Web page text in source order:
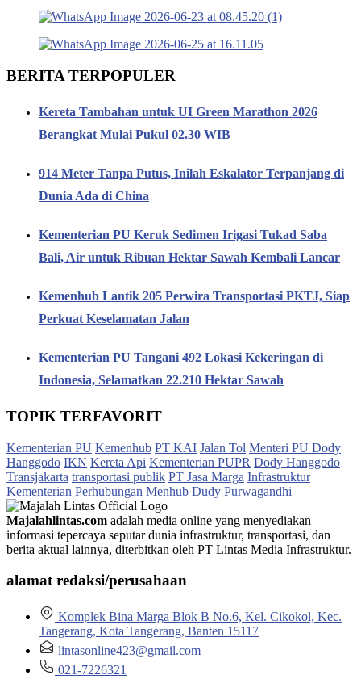
BERITA TERPOPULER
Kereta Tambahan untuk UI Green Marathon 2026
Berangkat Mulai Pukul 02.30 WIB
914 Meter Tanpa Putus, Inilah Eskalator Terpanjang di
Dunia Ada di China
Kementerian PU Keruk Sedimen Irigasi Tukad Saba
Bali, Air untuk Ribuan Hektar Sawah Kembali Lancar
Kemenhub Lantik 205 Perwira Transportasi PKTJ, Siap
Perkuat Keselamatan Jalan
Kementerian PU Tangani 492 Lokasi Kekeringan di
Indonesia, Selamatkan 22.210 Hektar Sawah
TOPIK TERFAVORIT
Kementerian PU Kemenhub PT KAI Jalan Tol Menteri PU Dody
Hanggodo IKN Kereta Api Kementerian PUPR Dody Hanggodo
Transjakarta transportasi publik PT Jasa Marga Infrastruktur
Kementerian Perhubungan Menhub Dudy Purwagandhi
Majalahlintas.com adalah media online yang menyediakan
informasi tepercaya seputar dunia infrastruktur, transportasi, dan
berita aktual lainnya, diterbitkan oleh PT Lintas Media Infrastruktur.
alamat redaksi/perusahaan
Komplek Bina Marga Blok B No.6, Kel. Cikokol, Kec.
Tangerang, Kota Tangerang, Banten 15117
lintasonline423@gmail.com
021-7226321